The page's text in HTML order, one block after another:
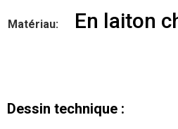
Matériau: En laiton
Dessin technique :